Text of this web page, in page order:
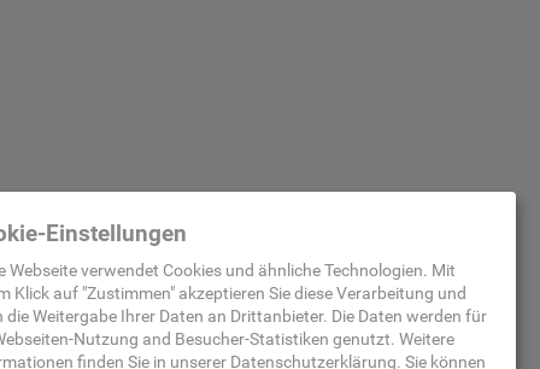
Einstellungen
Webseite verwendet Cookies und ähnliche Technologien. Mit
Klick auf "Zustimmen" akzeptieren Sie diese Verarbeitung und
die Weitergabe Ihrer Daten an Drittanbieter. Die Daten werden für
Nutzung and Besucher-Statistiken genutzt. Weitere
finden Sie in unserer Datenschutzerklärung. Sie können